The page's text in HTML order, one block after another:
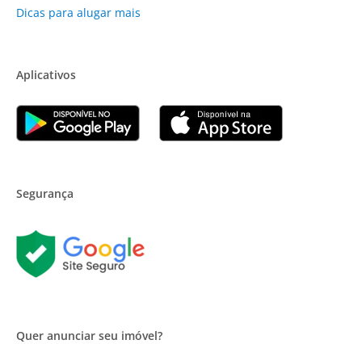
Dicas para alugar mais
Aplicativos
Segurança
Quer anunciar seu imóvel?